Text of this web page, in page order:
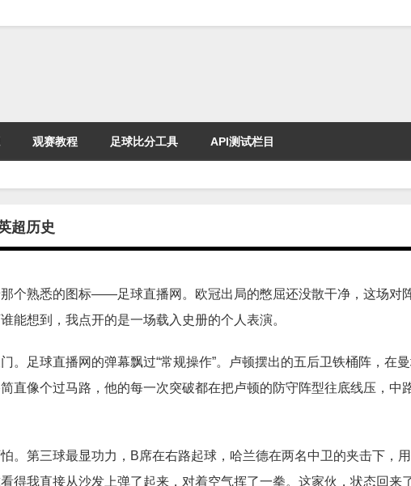
观赛教程 足球比分工具 API测试栏目
超历史
个熟悉的图标——足球直播网。欧冠出局的憋屈还没散干净，这场对
能想到，我点开的是一场载入史册的个人表演。
。足球直播网的弹幕飘过“常规操作”。卢顿摆出的五后卫铁桶阵，在
直像个过马路，他的每一次突破都在把卢顿的防守阵型往底线压，中
。第三球最显功力，B席在右路起球，哈兰德在两名中卫的夹击下，
得我直接从沙发上弹了起来，对着空气挥了一拳。这家伙，状态回来了